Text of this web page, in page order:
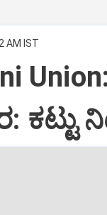
AM IST
ಕಟ್ಟು